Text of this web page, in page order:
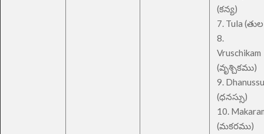
(కన్య)
7. Tula
8.
Vruschikam
(వృశ్చికము)
9. Dhanussu
(ధనస్సు)
10.
(మకరము)